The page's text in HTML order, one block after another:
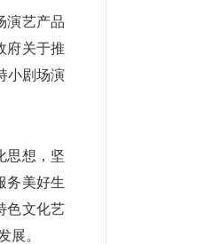
演艺产品
府关于推
小剧场演
思想，坚
务美好生
色文化艺
展。